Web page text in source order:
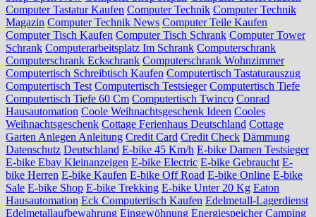
Computer Tastatur Kaufen Computer Technik Computer Technik
Magazin Computer Technik News Computer Teile Kaufen
Computer Tisch Kaufen Computer Tisch Schrank Computer Tower
Schrank Computerarbeitsplatz Im Schrank Computerschrank
Computerschrank Eckschrank Computerschrank Wohnzimmer
Computertisch Schreibtisch Kaufen Computertisch Tastaturauszug
Computertisch Test Computertisch Testsieger Computertisch Tiefe
Computertisch Tiefe 60 Cm Computertisch Twinco Conrad
Hausautomation Coole Weihnachtsgeschenk Ideen Cooles
Weihnachtsgeschenk Cottage Ferienhaus Deutschland Cottage
Garten Anlegen Anleitung Credit Card Credit Check Dämmung
Datenschutz Deutschland E-bike 45 Km/h E-bike Damen Testsieger
E-bike Ebay Kleinanzeigen E-bike Electric E-bike Gebraucht E-
bike Herren E-bike Kaufen E-bike Off Road E-bike Online E-bike
Sale E-bike Shop E-bike Trekking E-bike Unter 20 Kg Eaton
Hausautomation Eck Computertisch Kaufen Edelmetall-Lagerdienst
Edelmetallaufbewahrung Eingewöhnung Energiespeicher Camping